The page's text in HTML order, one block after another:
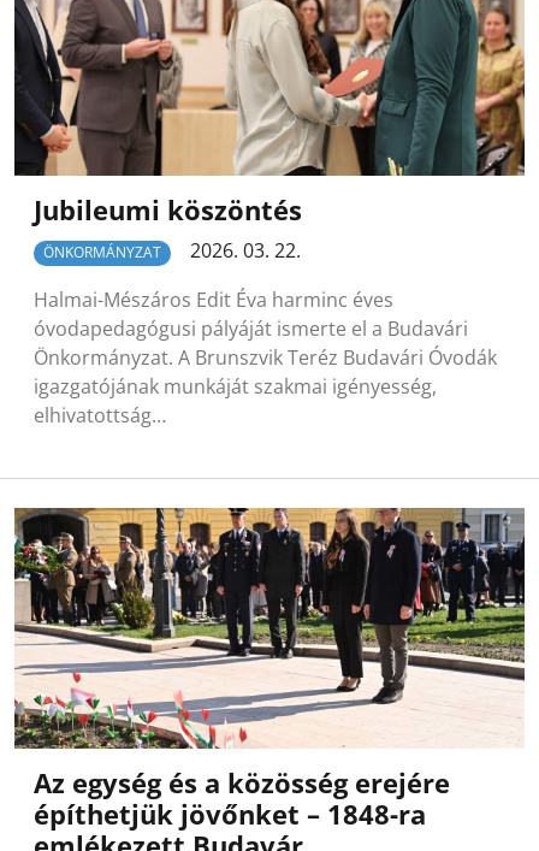
Jubileumi köszöntés
ÖNKORMÁNYZAT
2026. 03. 22.
Halmai-Mészáros Edit Éva harminc éves
óvodapedagógusi pályáját ismerte el a Budavári
Önkormányzat. A Brunszvik Teréz Budavári Óvodák
igazgatójának munkáját szakmai igényesség,
elhivatottság…
Az egység és a közösség erejére
építhetjük jövőnket – 1848-ra